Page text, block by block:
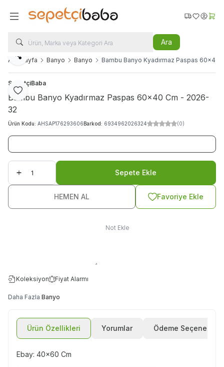
Ara
Favorilerim
Ana Sayfa Banyo Banyo Bambu Banyo Kyadırmaz Paspas 60x40
Favoriye Ekle
Paylaş
SepetçiBaba
Bambu Banyo Kyadırmaz Paspas 60x40 Cm - 2026-
32
Ürün Kodu: AHSAP176293606Barkod: 6934962026324 (0)
Sepete Ekle
HEMEN AL Favoriye Ekle
Not Ekle
Koleksiyon Fiyat Alarmı
Daha Fazla Banyo
Ürün Özellikleri Yorumlar Ödeme Seçenekleri
Ebay: 40x60 Cm